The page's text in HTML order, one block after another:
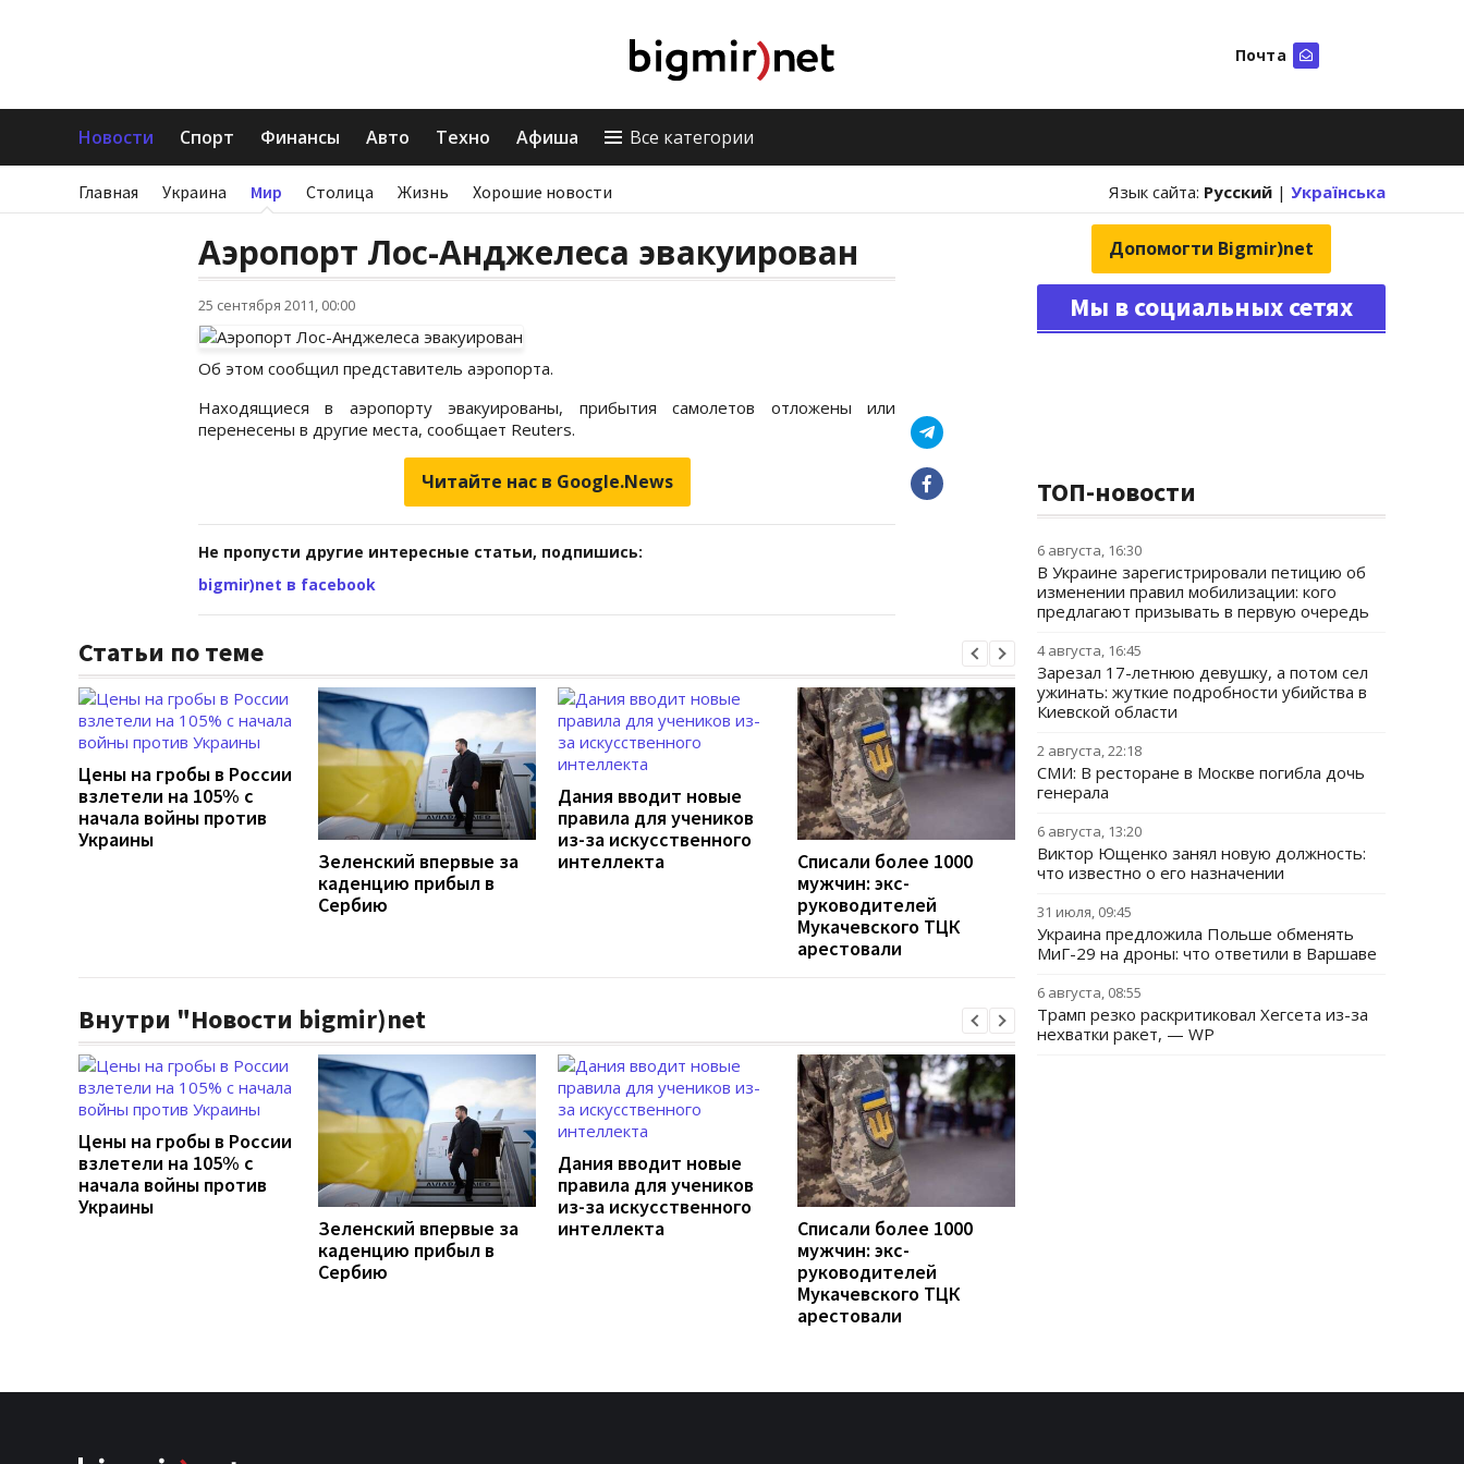
Почта
Новости Спорт Финансы Авто Техно Афиша Все категории
Главная Украина Мир Столица Жизнь Хорошие новости Язык сайта: Русский | Українська
Аэропорт Лос-Анджелеса эвакуирован
25 сентября 2011, 00:00
Об этом сообщил представитель аэропорта.
Находящиеся в аэропорту эвакуированы, прибытия самолетов отложены или
перенесены в другие места, сообщает Reuters.
Читайте нас в Google.News
Не пропусти другие интересные статьи, подпишись:
bigmir)net в facebook
Статьи по теме
Цены на гробы в России
взлетели на 105% с
начала войны против
Украины
Зеленский впервые за
каденцию прибыл в
Сербию
Дания вводит новые
правила для учеников
из-за искусственного
интеллекта
Списали более 1000
мужчин: экс-
руководителей
Мукачевского ТЦК
арестовали
Хищение
международной
помощи: экс-чиновник
МИД вышел из СИЗО
"Парад" дронов в
названа возможная
Внутри "Новости bigmir)net
Цены на гробы в России
взлетели на 105% с
начала войны против
Украины
Зеленский впервые за
каденцию прибыл в
Сербию
Дания вводит новые
правила для учеников
из-за искусственного
интеллекта
Списали более 1000
мужчин: экс-
руководителей
Мукачевского ТЦК
арестовали
Допомогти Bigmir)net
Мы в социальных сетях
ТОП-новости
6 августа, 16:30
В Украине зарегистрировали петицию об
изменении правил мобилизации: кого
предлагают призывать в первую очередь
4 августа, 16:45
Зарезал 17-летнюю девушку, а потом сел
ужинать: жуткие подробности убийства в
Киевской области
2 августа, 22:18
СМИ: В ресторане в Москве погибла дочь
генерала
6 августа, 13:20
Виктор Ющенко занял новую должность:
что известно о его назначении
31 июля, 09:45
Украина предложила Польше обменять
МиГ-29 на дроны: что ответили в Варшаве
6 августа, 08:55
Трамп резко раскритиковал Хегсета из-за
нехватки ракет, — WP